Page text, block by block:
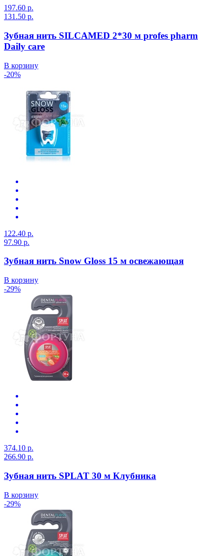
197.60 р.
131.50 р.
Зубная нить SILCAMED 2*30 м profes pharm
Daily care
В корзину
-20%
122.40 р.
97.90 р.
Зубная нить Snow Gloss 15 м освежающая
В корзину
-29%
374.10 р.
266.90 р.
Зубная нить SPLAT 30 м Клубника
В корзину
-29%